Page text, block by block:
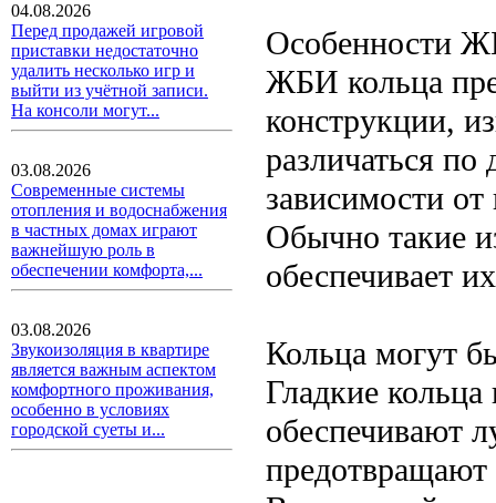
04.08.2026
Перед продажей игровой
приставки недостаточно
удалить несколько игр и
выйти из учётной записи.
На консоли могут...
03.08.2026
Современные системы
отопления и водоснабжения
в частных домах играют
важнейшую роль в
обеспечении комфорта,...
03.08.2026
Звукоизоляция в квартире
является важным аспектом
комфортного проживания,
особенно в условиях
городской суеты и...
Особенности
ЖБИ кольца
конструкции,
различаться
зависимости от
Обычно такие
обеспечивает
Кольца могут
Гладкие
обеспечивают